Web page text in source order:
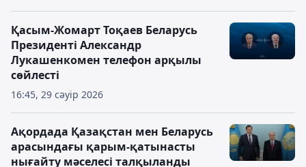
16:45, 29 сәуір 2026
Қасым-Жомарт Тоқаев Беларусь
Президенті Александр
Лукашенкомен телефон арқылы
сөйлесті
Ақордада Қазақстан мен Беларусь
арасындағы қарым-қатынасты
нығайту мәселесі талқыланды